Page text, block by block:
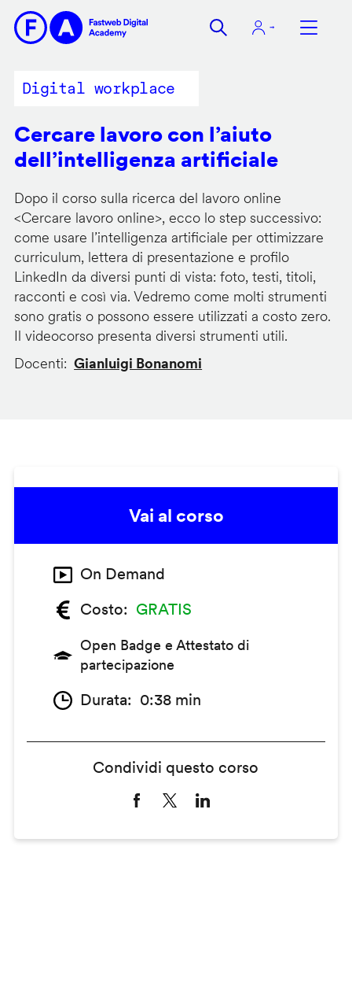
contenuto
Digital workplace
Cercare lavoro con l’aiuto
dell’intelligenza artificiale
Dopo il corso sulla ricerca del lavoro online
<Cercare lavoro online>, ecco lo step successivo:
come usare l’intelligenza artificiale per ottimizzare
curriculum, lettera di presentazione e profilo
LinkedIn da diversi punti di vista: foto, testi, titoli,
racconti e così via. Vedremo come molti strumenti
sono gratis o possono essere utilizzati a costo zero.
Il videocorso presenta diversi strumenti utili.
Docenti
Gianluigi Bonanomi
Vai al corso
On Demand
Costo
GRATIS
Open Badge e Attestato di
partecipazione
Durata 0:38 min
Condividi questo corso